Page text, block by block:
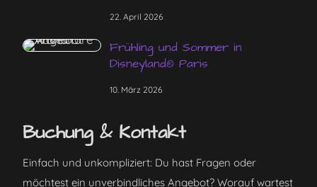
22. April 2026
Frühling und Sommer in
Disneyland® Paris
10. März 2026
Buchung & Kontakt
Einfach und unkompliziert: Du hast Fragen oder
möchtest ein unverbindliches Angebot? Worauf wartest